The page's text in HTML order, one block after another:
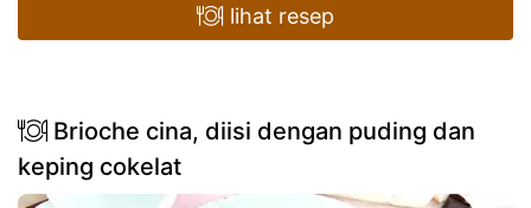
lihat resep
Brioche cina, diisi dengan puding dan
keping cokelat